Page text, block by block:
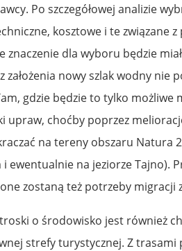
Po szczegółowej analizie
kosztowe i te związane
znaczenie dla wyboru będzie
założenia nowy szlak wodny
gdzie będzie to tylko możliwe
upraw, choćby poprzez
na tereny obszaru Natura
ewentualnie na jeziorze Tajno).
zostaną też potrzeby migracji
o środowisko jest również
strefy turystycznej. Z